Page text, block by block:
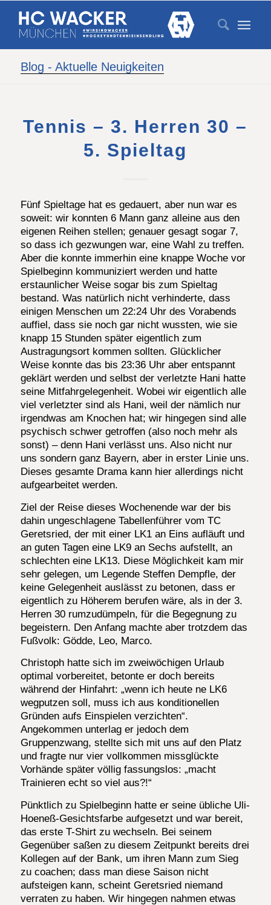
Blog - Aktuelle Neuigkeiten
Tennis – 3. Herren 30 –
5. Spieltag
Fünf Spieltage hat es gedauert, aber nun war es
soweit: wir konnten 6 Mann ganz alleine aus den
eigenen Reihen stellen; genauer gesagt sogar 7,
so dass ich gezwungen war, eine Wahl zu treffen.
Aber die konnte immerhin eine knappe Woche vor
Spielbeginn kommuniziert werden und hatte
erstaunlicher Weise sogar bis zum Spieltag
bestand. Was natürlich nicht verhinderte, dass
einigen Menschen um 22:24 Uhr des Vorabends
auffiel, dass sie noch gar nicht wussten, wie sie
knapp 15 Stunden später eigentlich zum
Austragungsort kommen sollten. Glücklicher
Weise konnte das bis 23:36 Uhr aber entspannt
geklärt werden und selbst der verletzte Hani hatte
seine Mitfahrgelegenheit. Wobei wir eigentlich alle
viel verletzter sind als Hani, weil der nämlich nur
irgendwas am Knochen hat; wir hingegen sind alle
psychisch schwer getroffen (also noch mehr als
sonst) – denn Hani verlässt uns. Also nicht nur
uns sondern ganz Bayern, aber in erster Linie uns.
Dieses gesamte Drama kann hier allerdings nicht
aufgearbeitet werden.
Ziel der Reise dieses Wochenende war der bis
dahin ungeschlagene Tabellenführer vom TC
Geretsried, der mit einer LK1 an Eins aufläuft und
an guten Tagen eine LK9 an Sechs aufstellt, an
schlechten eine LK13. Diese Möglichkeit kam mir
sehr gelegen, um Legende Steffen Dempfle, der
keine Gelegenheit auslässt zu betonen, dass er
eigentlich zu Höherem berufen wäre, als in der 3.
Herren 30 rumzudümpeln, für die Begegnung zu
begeistern. Den Anfang machte aber trotzdem das
Fußvolk: Gödde, Leo, Marco.
Christoph hatte sich im zweiwöchigen Urlaub
optimal vorbereitet, betonte er doch bereits
während der Hinfahrt: „wenn ich heute ne LK6
wegputzen soll, muss ich aus konditionellen
Gründen aufs Einspielen verzichten“.
Angekommen unterlag er jedoch dem
Gruppenzwang, stellte sich mit uns auf den Platz
und fragte nur vier vollkommen missglückte
Vorhände später völlig fassungslos: „macht
Trainieren echt so viel aus?!“
Pünktlich zu Spielbeginn hatte er seine übliche Uli-
Hoeneß-Gesichtsfarbe aufgesetzt und war bereit,
das erste T-Shirt zu wechseln. Bei seinem
Gegenüber saßen zu diesem Zeitpunkt bereits drei
Kollegen auf der Bank, um ihren Mann zum Sieg
zu coachen; dass man diese Saison nicht
aufsteigen kann, scheint Geretsried niemand
verraten zu haben. Wir hingegen nahmen etwas